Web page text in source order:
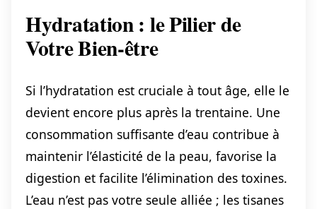
Hydratation : le Pilier de
Votre Bien-être
Si l’hydratation est cruciale à tout âge, elle le
devient encore plus après la trentaine. Une
consommation suffisante d’eau contribue à
maintenir l’élasticité de la peau, favorise la
digestion et facilite l’élimination des toxines.
L’eau n’est pas votre seule alliée ; les tisanes